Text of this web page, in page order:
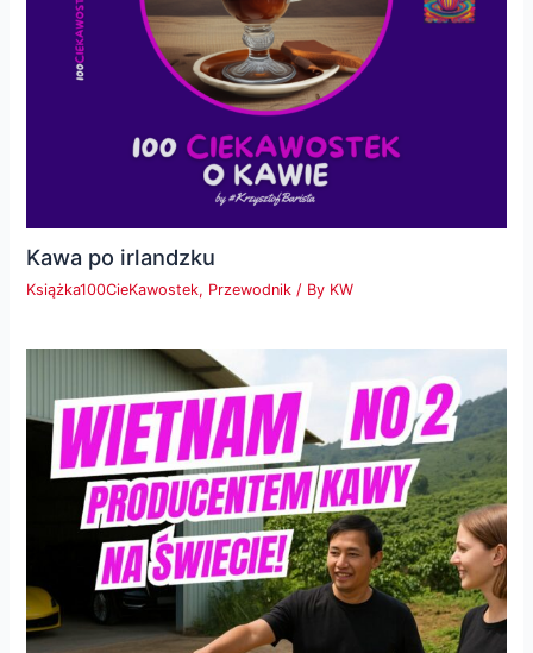
Kawa po irlandzku
Książka100CieKawostek, Przewodnik / By KW